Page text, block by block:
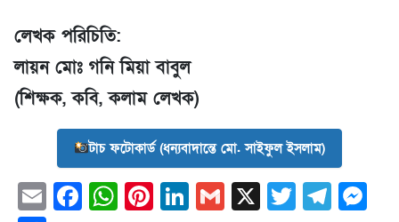
লেখক পরিচিতি:
লায়ন মোঃ গনি মিয়া বাবুল
(শিক্ষক, কবি, কলাম লেখক)
টাচ ফটোকার্ড (ধন্যবাদান্তে মো. সাইফুল ইসলাম)
EmailFacebook
WhatsApp
Pinterest
LinkedIn
Gmail
X Twitter